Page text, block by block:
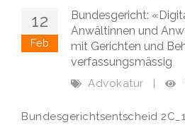
12
Feb
Bundesgericht:
Anwältinnen und
mit Gerichten und
verfassungsmässig
Advokatur |
Bundesgerichtsentscheid